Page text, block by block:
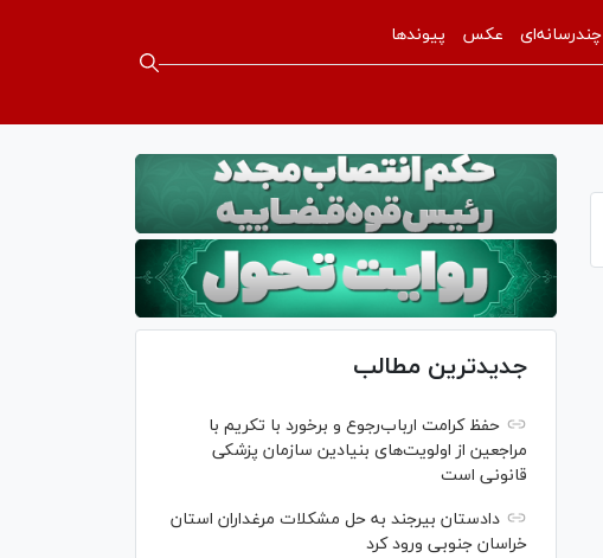
چندرسانه‌ای عکس پیوندها
جدیدترین مطالب
حفظ کرامت ارباب‌رجوع و برخورد با تکریم با
مراجعین از اولویت‌های بنیادین سازمان پزشکی
قانونی است
دادستان بیرجند به حل مشکلات مرغداران استان
خراسان جنوبی ورود کرد